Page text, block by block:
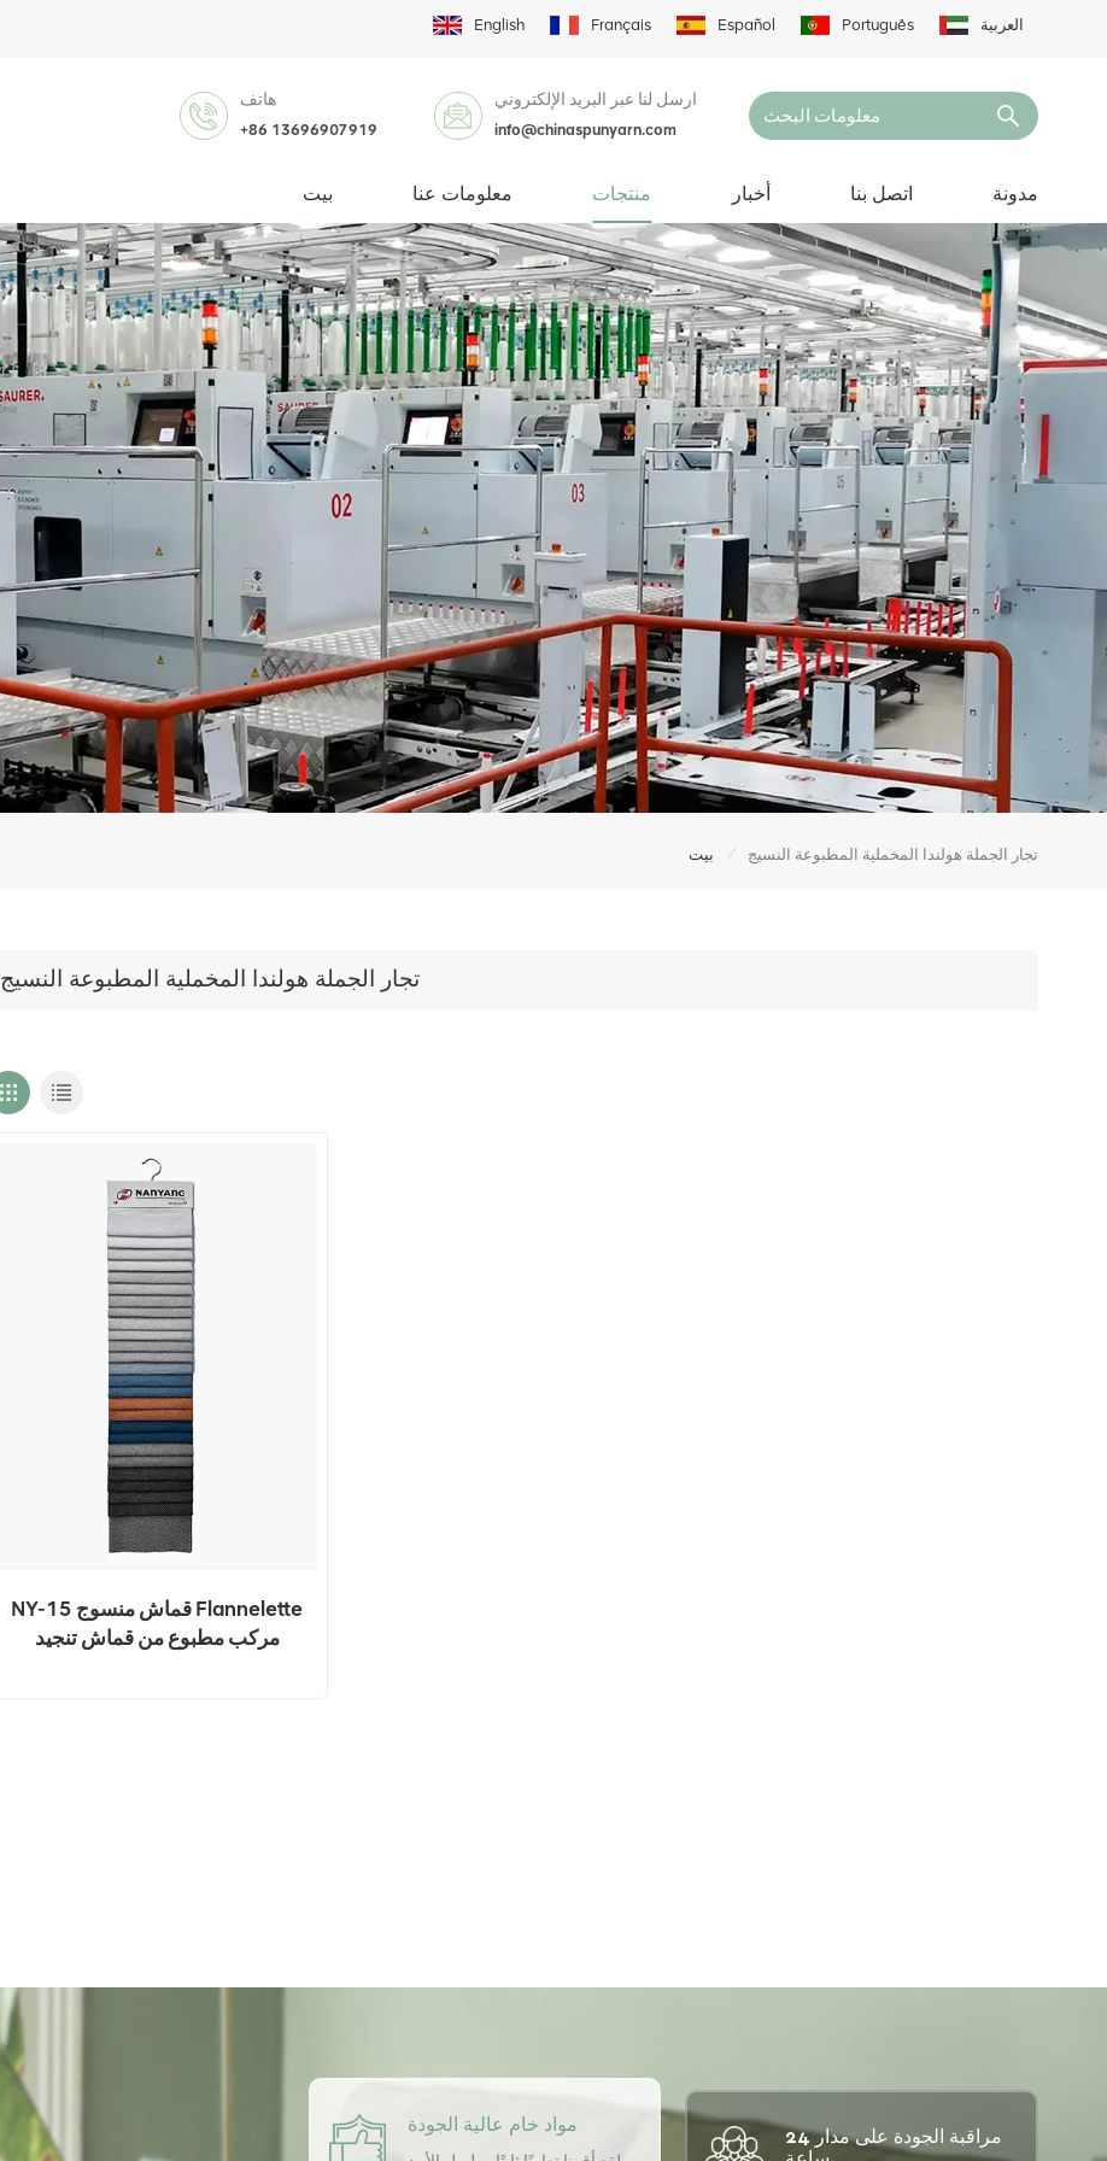
English Français Español Português العربية
هاتف
+86 13696907919
ارسل لنا عبر البريد الإلكتروني
info@chinaspunyarn.com
بيت معلومات عنا منتجات أخبار اتصل بنا مدونة
بيت / تجار الجملة هولندا المخملية المطبوعة النسيج
تجار الجملة هولندا المخملية المطبوعة النسيج
NY-15 قماش منسوج Flannelette
مركب مطبوع من قماش تنجيد
مواد خام عالية الجودة
مراقبة الجودة على مدار 24